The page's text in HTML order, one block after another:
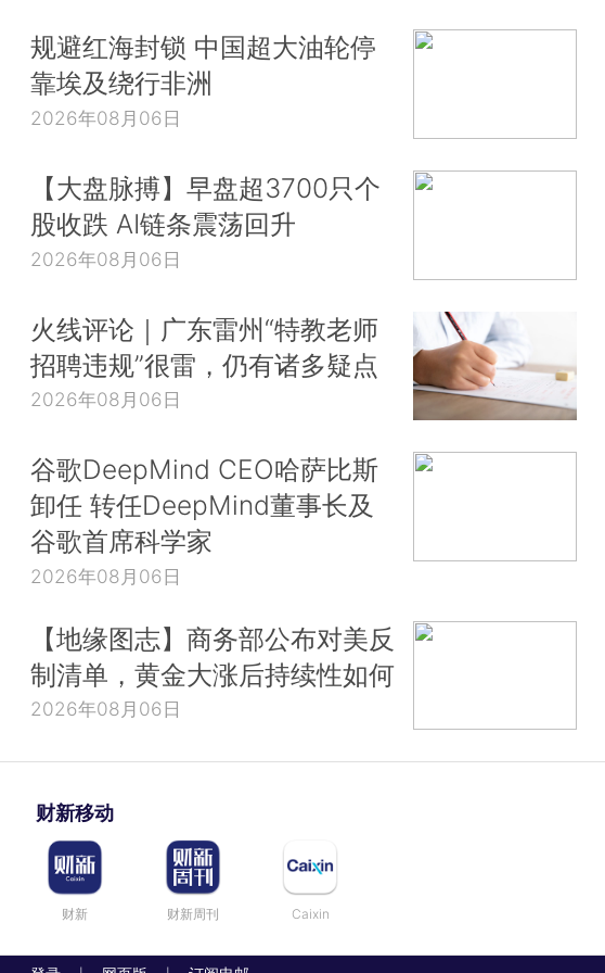
规避红海封锁 中国超大油轮停
靠埃及绕行非洲
2026年08月06日
【大盘脉搏】早盘超3700只个
股收跌 AI链条震荡回升
2026年08月06日
火线评论｜广东雷州“特教老师
招聘违规”很雷，仍有诸多疑点
2026年08月06日
谷歌DeepMind CEO哈萨比斯
卸任 转任DeepMind董事长及
谷歌首席科学家
2026年08月06日
【地缘图志】商务部公布对美反
制清单，黄金大涨后持续性如何
2026年08月06日
财新移动
财新 财新周刊 Caixin